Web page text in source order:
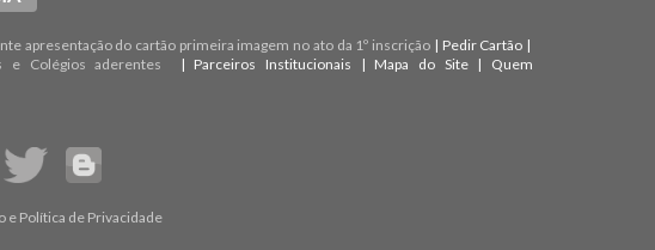
apresentação do cartão primeira imagem no ato da 1º inscrição | Pedir Cartão |
e Colégios aderentes | Parceiros Institucionais | Mapa do Site| Quem
e Política de Privacidade